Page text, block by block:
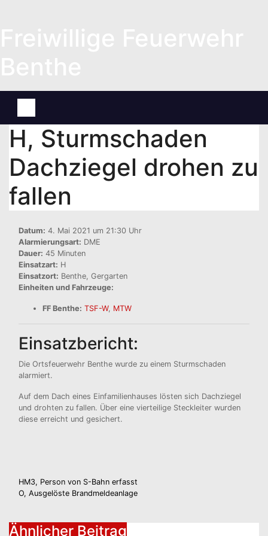
H, Sturmschaden
Dachziegel drohen zu
fallen
Datum: 4. Mai 2021 um 21:30 Uhr
Alarmierungsart: DME
Dauer: 45 Minuten
Einsatzart: H
Einsatzort: Benthe, Gergarten
Einheiten und Fahrzeuge:
FF Benthe: TSF-W, MTW
Einsatzbericht:
Die Ortsfeuerwehr Benthe wurde zu einem Sturmschaden
alarmiert.
Auf dem Dach eines Einfamilienhauses lösten sich Dachziegel
und drohten zu fallen. Über eine vierteilige Steckleiter wurden
diese erreicht und gesichert.
Beitragsnavigation
HM3, Person von S-Bahn erfasst
O, Ausgelöste Brandmeldeanlage
Ähnlicher Beitrag